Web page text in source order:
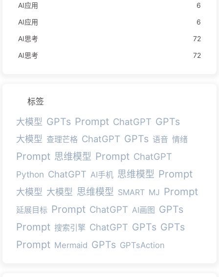
AI应用
6
AI应用
6
AI思考
72
AI思考
72
标签
大模型 GPTs Prompt ChatGPT GPTs
大模型 查理芒格 ChatGPT GPTs 语音 情绪
Prompt 思维模型 Prompt ChatGPT
Python ChatGPT AI手机 思维模型 Prompt
大模型 大模型 思维模型 SMART MJ Prompt
延展目标 Prompt ChatGPT AI画图 GPTs
Prompt 搜索引擎 ChatGPT GPTs GPTs
Prompt Mermaid GPTs GPTsAction